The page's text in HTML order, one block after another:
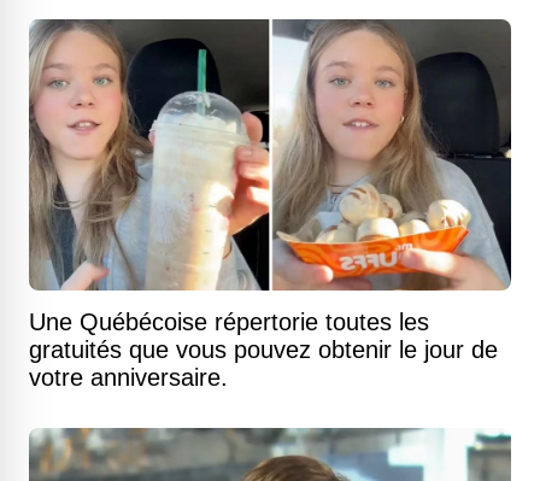
Une Québécoise répertorie toutes les
gratuités que vous pouvez obtenir le jour de
votre anniversaire.